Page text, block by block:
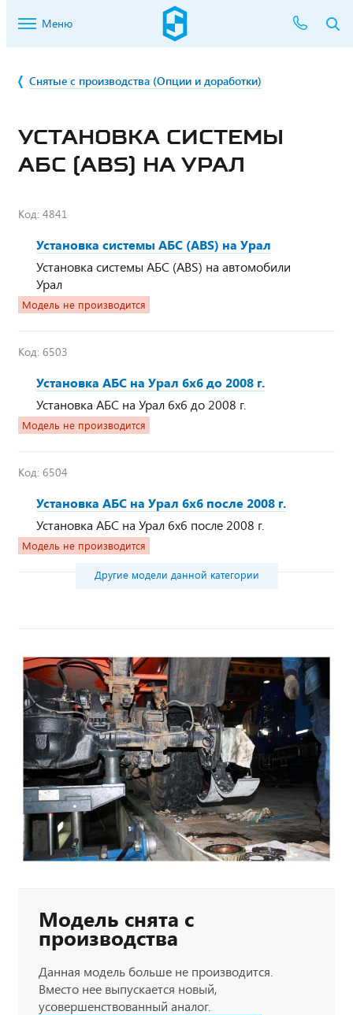
Меню
Снятые с производства (Опции и доработки)
УСТАНОВКА СИСТЕМЫ
АБС (ABS) НА УРАЛ
Код: 4841
Установка системы АБС (ABS) на Урал
Установка системы АБС (ABS) на автомобили
Урал
Модель не производится
Код: 6503
Установка АБС на Урал 6х6 до 2008 г.
Установка АБС на Урал 6х6 до 2008 г.
Модель не производится
Код: 6504
Установка АБС на Урал 6х6 после 2008 г.
Установка АБС на Урал 6х6 после 2008 г.
Модель не производится
Другие модели данной категории
Модель снята с
производства
Данная модель больше не производится.
Вместо нее выпускается новый,
усовершенствованный аналог.